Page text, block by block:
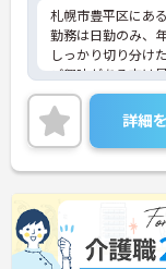
札幌市豊平区にあ
勤務は日勤のみ、
しっかり切り分け
ご興味がある方は
い。
詳細